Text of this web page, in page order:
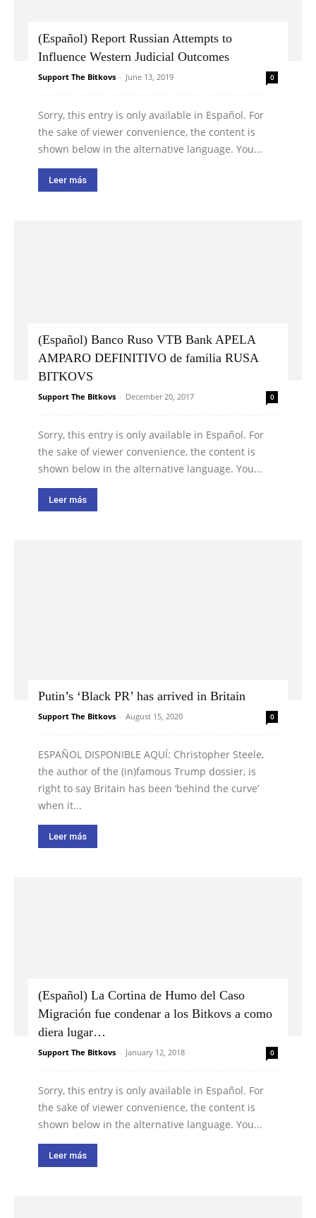
(Español) Report Russian Attempts to
Influence Western Judicial Outcomes
Support The Bitkovs - June 13, 2019 0
Sorry, this entry is only available in Español. For
the sake of viewer convenience, the content is
shown below in the alternative language. You...
Leer más
(Español) Banco Ruso VTB Bank APELA
AMPARO DEFINITIVO de familia RUSA
BITKOVS
Support The Bitkovs - December 20, 2017 0
Sorry, this entry is only available in Español. For
the sake of viewer convenience, the content is
shown below in the alternative language. You...
Leer más
Putin’s ‘Black PR’ has arrived in Britain
Support The Bitkovs - August 15, 2020 0
ESPAÑOL DISPONIBLE AQUÍ: Christopher Steele,
the author of the (in)famous Trump dossier, is
right to say Britain has been ‘behind the curve’
when it...
Leer más
(Español) La Cortina de Humo del Caso
Migración fue condenar a los Bitkovs a como
diera lugar…
Support The Bitkovs - January 12, 2018 0
Sorry, this entry is only available in Español. For
the sake of viewer convenience, the content is
shown below in the alternative language. You...
Leer más